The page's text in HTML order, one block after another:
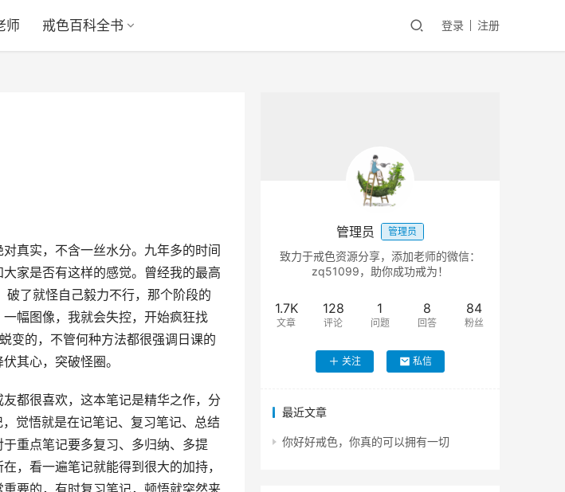
师 戒色百科全书 登录 注册
真实，不含一丝水分。九年多的时间
家是否有这样的感觉。曾经我的最高
了就怪自己毅力不行，那个阶段的
幅图像，我就会失控，开始疯狂找
变的，不管何种方法都很强调日课的
其心，突破怪圈。
都很喜欢，这本笔记是精华之作，分
觉悟就是在记笔记、复习笔记、总结
重点笔记要多复习、多归纳、多提
，看一遍笔记就能得到很大的加持，
管理员 管理员
致力于戒色资源分享，添加老师的微信：
zq51099，助你成功戒为！
1.7K
文章
128
评论
1
问题
8
回答
84
粉丝
关注 私信
最近文章
你好好戒色，你真的可以拥有一切